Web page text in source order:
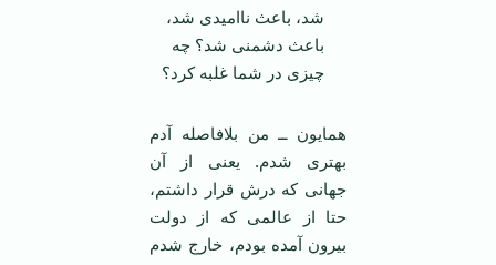
شد، باعث ناامیدی شد،
باعث دشمنی شد؟ چه
چیزی در شما غلبه کرد؟
همایون ــ من بلافاصله آدم
بهتری شدم. یعنی از آن
جهانی که درش قرار داشتم،
حتا از عالمی که از دولت
بیرون آمده بودم، خارج شدم